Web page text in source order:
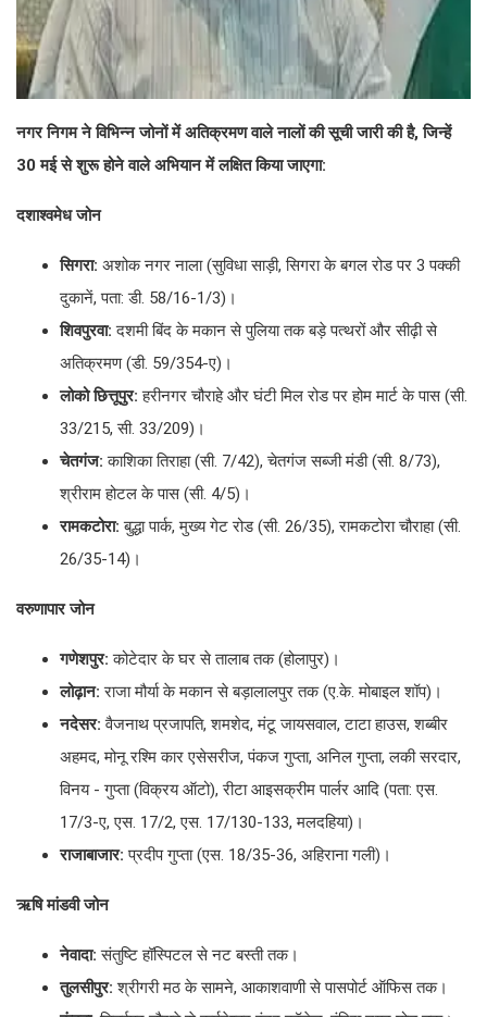
नगर निगम ने विभिन्न जोनों में अतिक्रमण वाले नालों की सूची जारी की है, जिन्हें
30 मई से शुरू होने वाले अभियान में लक्षित किया जाएगा:
दशाश्वमेध जोन
सिगरा: अशोक नगर नाला (सुविधा साड़ी, सिगरा के बगल रोड पर 3 पक्की
दुकानें, पता: डी. 58/16-1/3)।
शिवपुरवा:दशमी बिंद के मकान से पुलिया तक बड़े पत्थरों और सीढ़ी से
अतिक्रमण (डी. 59/354-ए)।
लोको छित्तूपुर:हरीनगर चौराहे और घंटी मिल रोड पर होम मार्ट के पास (सी.
33/215, सी. 33/209)।
चेतगंज:काशिका तिराहा (सी. 7/42), चेतगंज सब्जी मंडी (सी. 8/73),
श्रीराम होटल के पास (सी. 4/5)।
रामकटोरा:बुद्धा पार्क, मुख्य गेट रोड (सी. 26/35), रामकटोरा चौराहा (सी.
26/35-14)।
वरुणापार जोन
गणेशपुर:कोटेदार के घर से तालाब तक (होलापुर)।
लोढ़ान:राजा मौर्या के मकान से बड़ालालपुर तक (ए.के. मोबाइल शॉप)।
नदेसर:वैजनाथ प्रजापति, शमशेद, मंटू जायसवाल, टाटा हाउस, शब्बीर
अहमद, मोनू रश्मि कार एसेसरीज, पंकज गुप्ता, अनिल गुप्ता, लकी सरदार,
विनय - गुप्ता (विक्रय ऑटो), रीटा आइसक्रीम पार्लर आदि (पता: एस.
17/3-ए, एस. 17/2, एस. 17/130-133, मलदहिया)।
राजाबाजार:प्रदीप गुप्ता (एस. 18/35-36, अहिराना गली)।
ऋषि मांडवी जोन
नेवादा:संतुष्टि हॉस्पिटल से नट बस्ती तक।
तुलसीपुर:श्रीगरी मठ के सामने, आकाशवाणी से पासपोर्ट ऑफिस तक।